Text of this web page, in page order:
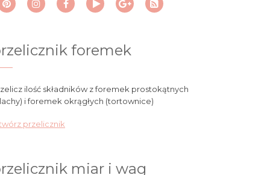
foremek
ilość składników z foremek prostokątnych
i foremek okrągłych (tortownice)
przelicznik
miar i wag